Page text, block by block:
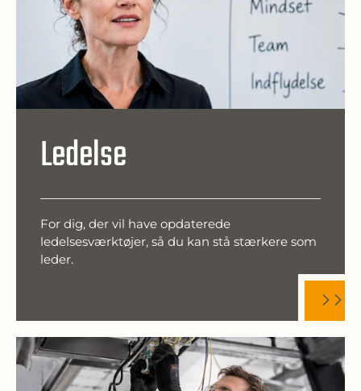
Ledelse
For dig, der vil have opdaterede
ledelsesværktøjer, så du kan stå stærkere som
leder.